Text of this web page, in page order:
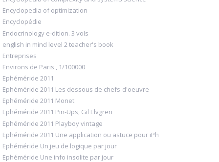
Encyclopedia of optimization
Encyclopédie
Endocrinology e-dition. 3 vols
english in mind level 2 teacher's book
Entreprises
Environs de Paris , 1/100000
Ephéméride 2011
Ephéméride 2011 Les dessous de chefs-d'oeuvre
Ephéméride 2011 Monet
Ephéméride 2011 Pin-Ups, Gil Elvgren
Ephéméride 2011 Playboy vintage
Ephéméride 2011 Une application ou astuce pour iPh
Ephéméride Un jeu de logique par jour
Ephéméride Une info insolite par jour